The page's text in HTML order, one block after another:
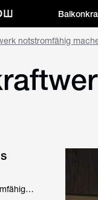
notstromfähig